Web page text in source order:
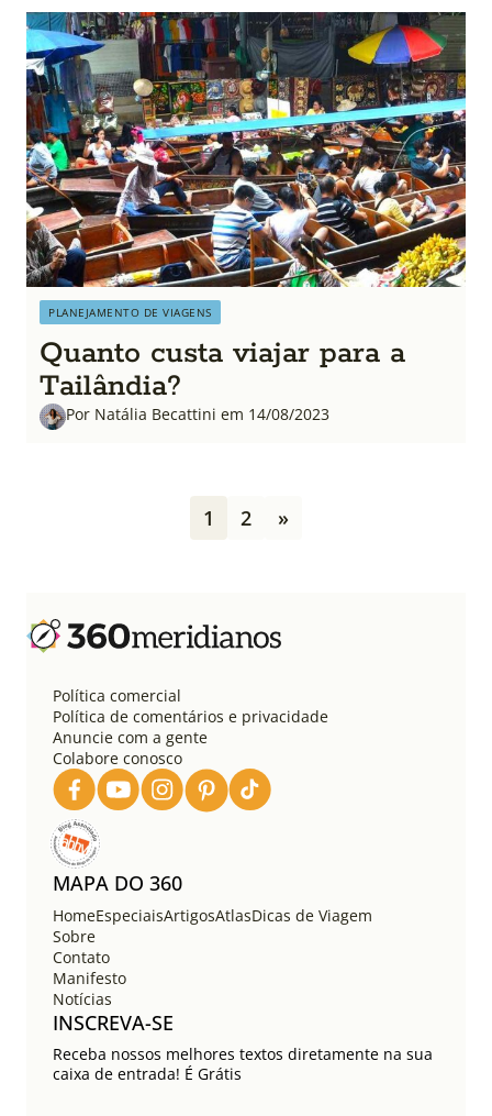
PLANEJAMENTO DE VIAGENS
Quanto custa viajar para a
Tailândia?
Por Natália Becattini em 14/08/2023
a
ç
1 2 »
Política comercial
Política de comentários e privacidade
Anuncie com a gente
Colabore conosco
MAPA DO 360
HomeEspeciaisArtigosAtlasDicas de Viagem
Sobre
Contato
Manifesto
Notícias
INSCREVA-SE
Receba nossos melhores textos diretamente na sua
caixa de entrada! É Grátis